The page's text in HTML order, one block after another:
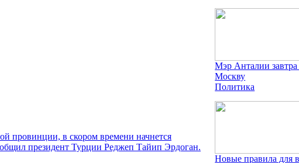
провинции, в скором времени начнется
президент Турции Реджеп Тайип Эрдоган.
Мэр Анталии завтра
Москву
Политика
Новые правила для